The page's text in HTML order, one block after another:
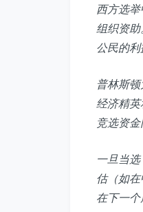
西方选
组织资
公民的利
普林斯
经济精
竞选资
一旦当
估（如
在下一